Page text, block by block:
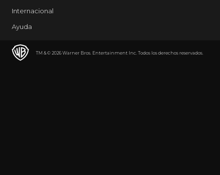
TM & © 2026 Warner Bros. Entertainment Inc. Todos los derechos reservados.
Internacional
Ayuda